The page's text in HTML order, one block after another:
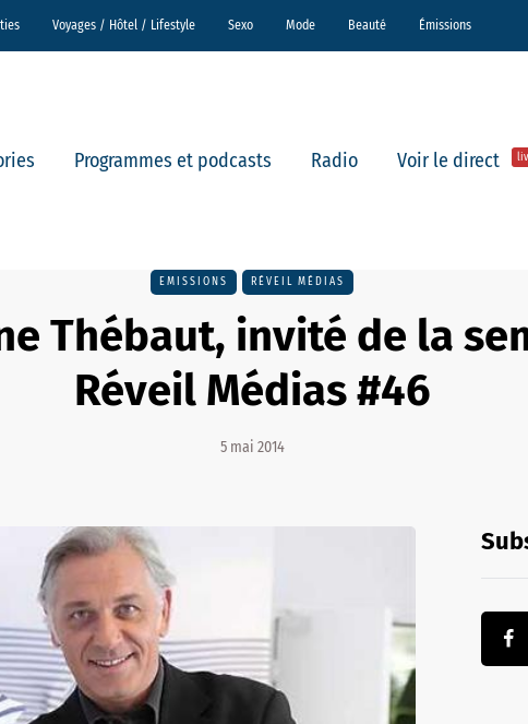
Voyages / Hôtel / Lifestyle Sexo Mode Beauté Émissions
Programmes et podcasts Radio Voir le direct
EMISSIONS RÉVEIL MÉDIAS
Thébaut, invité de la
Réveil Médias #46
5 mai 2014